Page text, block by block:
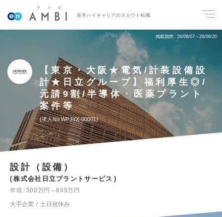
若手ハイキャリアのスカウト転職
掲載期間 26/08/07～26/08/20
【東京・大阪★電気/計装設備設
計★日立グループ】福利厚生◎/
元請9割/半導体・医薬プラント
案件等
求人No.WPJYX-00001
設計（設備）
株式会社日立プラントサービス
年収
500万円～849万円
大手企業
土日祝休み